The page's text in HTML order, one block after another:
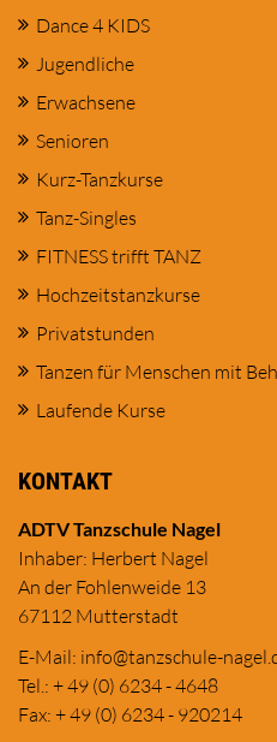
Dance 4 KIDS
Jugendliche
Erwachsene
Senioren
Kurz-Tanzkurse
Tanz-Singles
FITNESS trifft TANZ
Hochzeitstanzkurse
Privatstunden
Tanzen für Menschen mit
Laufende Kurse
KONTAKT
ADTV Tanzschule Nagel
Inhaber: Herbert Nagel
An der Fohlenweide 13
67112 Mutterstadt
E-Mail: info@tanzschule-
Tel.: + 49 (0) 6234 - 4648
Fax: + 49 (0) 6234 - 920214